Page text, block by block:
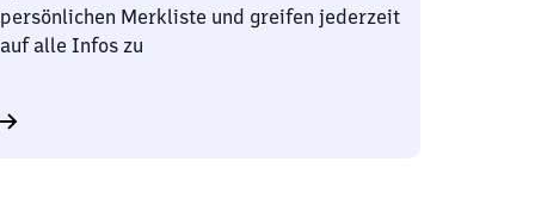
persönlichen Merkliste und greifen jederzeit
auf alle Infos zu